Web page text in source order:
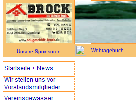
Unsere Sponsoren Webtagebuch